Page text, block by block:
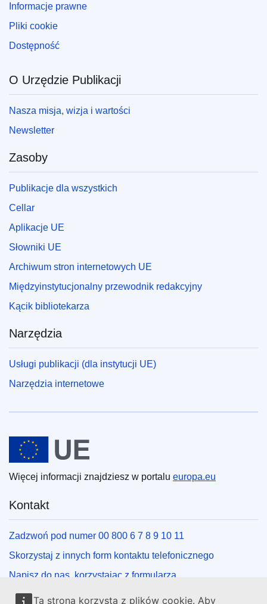
Ta strona korzysta z plików cookie. Aby
Informacje prawne
Pliki cookie
Dostępność
O Urzędzie Publikacji
Nasza misja, wizja i wartości
Newsletter
Zasoby
Publikacje dla wszystkich
Cellar
Aplikacje UE
Słowniki UE
Archiwum stron internetowych UE
Międzyinstytucjonalny przewodnik redakcyjny
Kącik bibliotekarza
Narzędzia
Usługi publikacji (dla instytucji UE)
Narzędzia internetowe
Unia Europejska
Więcej informacji znajdziesz w portalu europa.eu
Kontakt
Zadzwoń pod numer 00 800 6 7 8 9 10 11
Skorzystaj z innych form kontaktu telefonicznego
Napisz do nas, korzystając z formularza
Spotkaj się z nami w lokalnym punkcie UE